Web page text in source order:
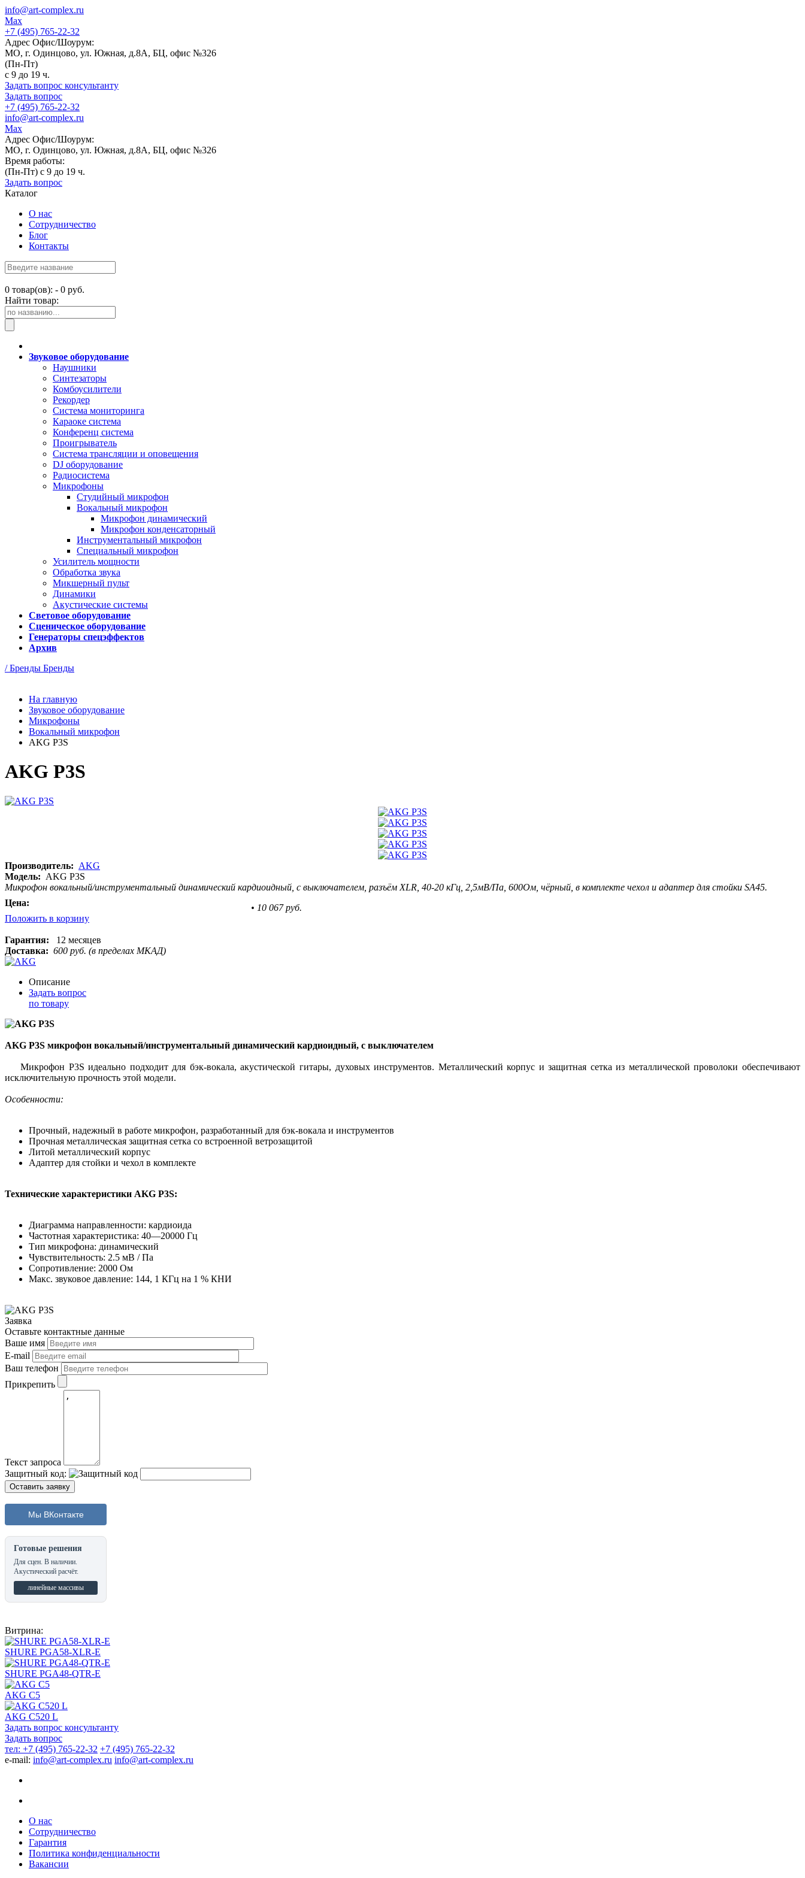
info@art-complex.ru
Max
+7 (495) 765-22-32
Адрес Офис/Шоурум:
МО, г. Одинцово, ул. Южная, д.8А, БЦ, офис №326
(Пн-Пт)
с 9 до 19 ч.
Задать вопрос консультанту
Задать вопрос
+7 (495) 765-22-32
info@art-complex.ru
Max
Адрес Офис/Шоурум:
МО, г. Одинцово, ул. Южная, д.8А, БЦ, офис №326
Время работы:
(Пн-Пт) с 9 до 19 ч.
Задать вопрос
Каталог
О нас
Сотрудничество
Блог
Контакты
0 товар(ов): - 0 руб.
Найти товар:
Звуковое оборудование
Наушники
Синтезаторы
Комбоусилители
Рекордер
Система мониторинга
Караоке система
Конференц система
Проигрыватель
Система трансляции и оповещения
DJ оборудование
Радиосистема
Микрофоны
Студийный микрофон
Вокальный микрофон
Микрофон динамический
Микрофон конденсаторный
Инструментальный микрофон
Специальный микрофон
Усилитель мощности
Обработка звука
Микшерный пульт
Динамики
Акустические системы
Световое оборудование
Сценическое оборудование
Генераторы спецэффектов
Архив
/ Бренды Бренды
На главную
Звуковое оборудование
Микрофоны
Вокальный микрофон
AKG P3S
AKG P3S
Производитель: AKG
Модель: AKG P3S
Микрофон вокальный/инструментальный динамический кардиоидный, с выключателем, разъём XLR, 40-20 кГц, 2,5мВ/Па, 600Ом, чёрный, в комплекте чехол и адаптер для стойки SA45.
Цена:
• 10 067 руб.
Положить в корзину
Гарантия: 12 месяцев
Доставка: 600 руб. (в пределах МКАД)
Описание
Задать вопрос
по товару
AKG P3S микрофон вокальный/инструментальный динамический кардиоидный, с выключателем
Микрофон P3S идеально подходит для бэк-вокала, акустической гитары, духовых инструментов. Металлический корпус и защитная сетка из металлической проволоки обеспечивают
исключительную прочность этой модели.
Особенности:
Прочный, надежный в работе микрофон, разработанный для бэк-вокала и инструментов
Прочная металлическая защитная сетка со встроенной ветрозащитой
Литой металлический корпус
Адаптер для стойки и чехол в комплекте
Технические характеристики AKG P3S:
Диаграмма направленности: кардиоида
Частотная характеристика: 40—20000 Гц
Тип микрофона: динамический
Чувствительность: 2.5 мВ / Па
Сопротивление: 2000 Ом
Макс. звуковое давление: 144, 1 КГц на 1 % КНИ
Заявка
Оставьте контактные данные
Ваше имя
E-mail
Ваш телефон
Прикрепить
Текст запроса
Защитный код:
Мы ВКонтакте
Готовые решения
Для сцен. В наличии.
Акустический расчёт.
линейные массивы
Витрина:
SHURE PGA58-XLR-E
SHURE PGA48-QTR-E
AKG C5
AKG C520 L
Задать вопрос консультанту
Задать вопрос
тел: +7 (495) 765-22-32 +7 (495) 765-22-32
e-mail: info@art-complex.ru info@art-complex.ru
О нас
Сотрудничество
Гарантия
Политика конфиденциальности
Вакансии